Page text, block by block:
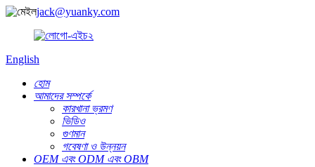
jack@yuanky.com
English
হোম
আমাদের সম্পর্কে
কারখানা ভ্রমণ
ভিডিও
গুণমান
গবেষণা ও উন্নয়ন
OEM এবং ODM এবং OBM